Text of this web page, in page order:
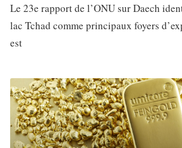
Le 23e rapport de l’ONU sur Daech
lac Tchad comme principaux foyers
est